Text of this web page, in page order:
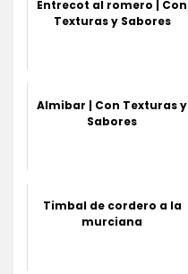
Entrecot al romero | Con
Texturas y Sabores
Almibar | Con Texturas y
Sabores
Timbal de cordero a la
murciana